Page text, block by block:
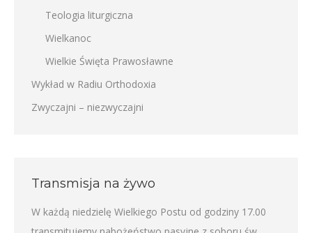
Teologia liturgiczna
Wielkanoc
Wielkie Święta Prawosławne
Wykład w Radiu Orthodoxia
Zwyczajni – niezwyczajni
Transmisja na żywo
W każdą niedzielę Wielkiego Postu od godziny 17.00